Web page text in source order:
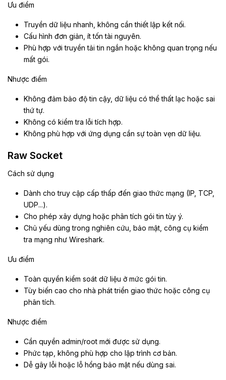
Ưu điểm
Truyền dữ liệu nhanh, không cần thiết lập kết nối.
Cấu hình đơn giản, ít tốn tài nguyên.
Phù hợp với truyền tải tin ngắn hoặc không quan trọng nếu
mất gói.
Nhược điểm
Không đảm bảo độ tin cậy, dữ liệu có thể thất lạc hoặc sai
thứ tự.
Không có kiểm tra lỗi tích hợp.
Không phù hợp với ứng dụng cần sự toàn vẹn dữ liệu.
Raw Socket
Cách sử dụng
Dành cho truy cập cấp thấp đến giao thức mạng (IP, TCP,
UDP...).
Cho phép xây dựng hoặc phân tích gói tin tùy ý.
Chủ yếu dùng trong nghiên cứu, bảo mật, công cụ kiểm
tra mạng như Wireshark.
Ưu điểm
Toàn quyền kiểm soát dữ liệu ở mức gói tin.
Tùy biến cao cho nhà phát triển giao thức hoặc công cụ
phân tích.
Nhược điểm
Cần quyền admin/root mới được sử dụng.
Phức tạp, không phù hợp cho lập trình cơ bản.
Dễ gây lỗi hoặc lỗ hổng bảo mật nếu dùng sai.